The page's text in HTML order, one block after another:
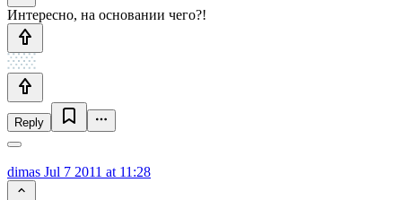
Интересно, на основании чего?!
Reply
dimas Jul 7 2011 at 11:28